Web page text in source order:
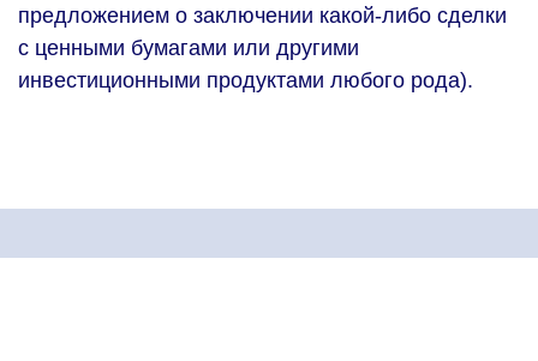
предложением о заключении какой-либо сделки
с ценными бумагами или другими
инвестиционными продуктами любого рода).